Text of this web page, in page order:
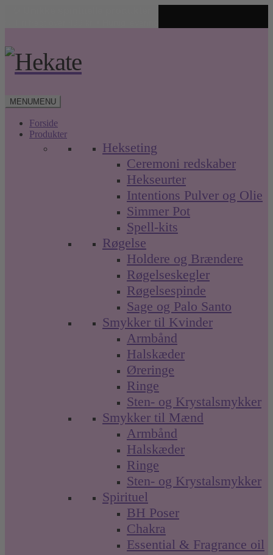
navigation
indhold
MENUMENU
Forside
Produkter
Hekseting
Ceremoni redskaber
Hekseurter
Intentions Pulver og Olie
Simmer Pot
Spell-kits
Røgelse
Holdere og Brændere
Røgelseskegler
Røgelsespinde
Sage og Palo Santo
Smykker til Kvinder
Armbånd
Halskæder
Øreringe
Ringe
Sten- og Krystalsmykker
Smykker til Mænd
Armbånd
Halskæder
Ringe
Sten- og Krystalsmykker
Spirituel
BH Poser
Chakra
Essential & Fragrance oil